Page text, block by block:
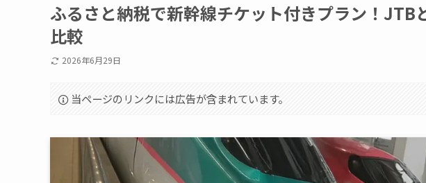
ふるさと納税で新幹線チケット付きプラン！JTB
比較
2026年6月29日
当ページのリンクには広告が含まれています。